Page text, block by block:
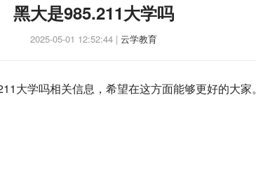
黑大是985.211大学吗
2025-05-01 12:52:44 | 云学教育
大学吗相关信息，希望在这方面能够更好的大家。